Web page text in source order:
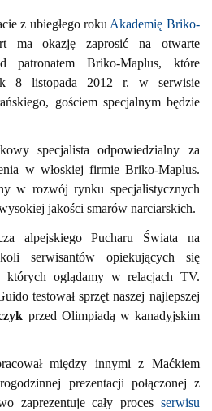
z ubiegłego roku Akademię Briko-
ma okazję zaprosić na otwarte
patronatem Briko-Maplus, które
8 listopada 2012 r. w serwisie
gościem specjalnym będzie
specjalista odpowiedzialny za
w włoskiej firmie Briko-Maplus.
w rozwój rynku specjalistycznych
jakości smarów narciarskich.
alpejskiego Pucharu Świata na
serwisantów opiekujących się
których oglądamy w relacjach TV.
testował sprzęt naszej najlepszej
przed Olimpiadą w kanadyjskim
między innymi z Maćkiem
prezentacji połączonej z
zaprezentuje cały proces serwisu